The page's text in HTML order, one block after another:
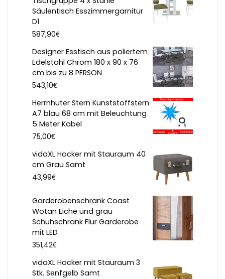
Säulentisch Esszimmergarnitur
D1
587,90€
Designer Esstisch aus poliertem
Edelstahl Chrom 180 x 90 x 76
cm bis zu 8 PERSON
543,10€
Herrnhuter Stern Kunststoffstern
A7 blau 68 cm mit Beleuchtung
5 Meter Kabel
75,00€
vidaXL Hocker mit Stauraum 40
cm Grau Samt
43,99€
Garderobenschrank Coast
Wotan Eiche und grau
Schuhschrank Flur Garderobe
mit LED
351,42€
vidaXL Hocker mit Stauraum 3
Stk. Senfgelb Samt